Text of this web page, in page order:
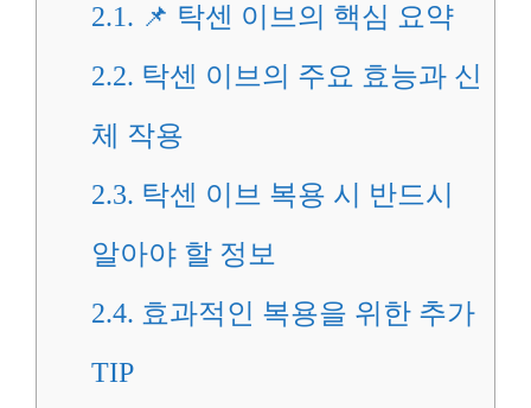
2.1. 📌 탁센 이브의 핵심 요약
2.2. 탁센 이브의 주요 효능과 신
체 작용
2.3. 탁센 이브 복용 시 반드시
알아야 할 정보
2.4. 효과적인 복용을 위한 추가
TIP